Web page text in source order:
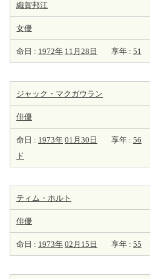
織賀邦江
女優
命日 : 1972年 11月28日 享年 : 51
ジャック・マクガウラン
俳優
命日 : 1973年 01月30日 享年 : 56
ド
ティム・ホルト
俳優
命日 : 1973年 02月15日 享年 : 55